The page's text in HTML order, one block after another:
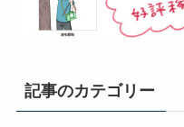
記事のカテゴリー